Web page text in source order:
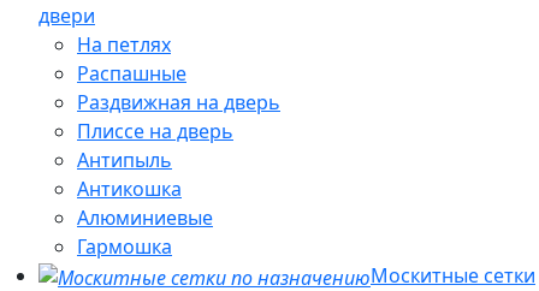
двери
На петлях
Распашные
Раздвижная на дверь
Плиссе на дверь
Антипыль
Антикошка
Алюминиевые
Гармошка
Москитные сетки